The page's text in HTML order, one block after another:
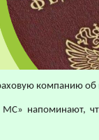
компанию
МС» напоминают,